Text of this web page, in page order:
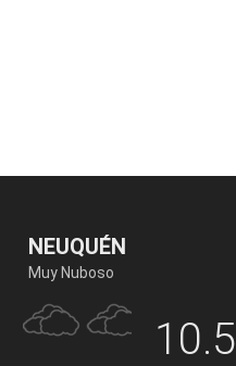
NEUQUÉN
Muy Nuboso
10.5